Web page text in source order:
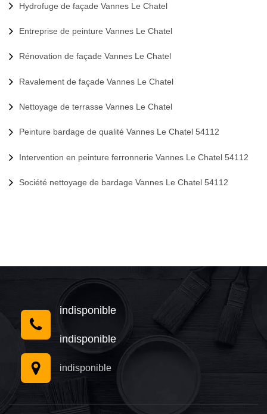
Hydrofuge de façade Vannes Le Chatel
Entreprise de peinture Vannes Le Chatel
Rénovation de façade Vannes Le Chatel
Ravalement de façade Vannes Le Chatel
Nettoyage de terrasse Vannes Le Chatel
Peinture bardage de qualité Vannes Le Chatel 54112
Intervention en peinture ferronnerie Vannes Le Chatel 54112
Société nettoyage de bardage Vannes Le Chatel 54112
indisponible
indisponible
indisponible